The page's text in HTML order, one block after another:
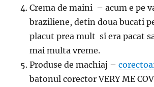
Crema de maini – acum e pe
braziliene, detin doua bucati
placut prea mult si era pacat
mai multa vreme.
Produse de machiaj –
batonul corector VERY ME